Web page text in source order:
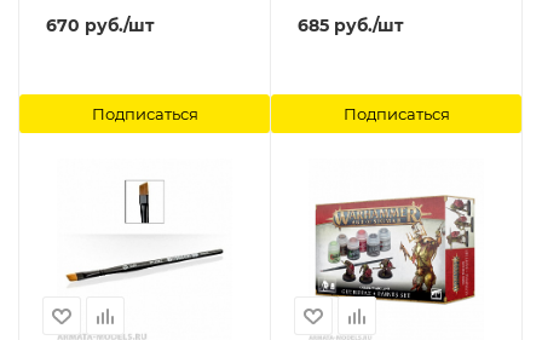
670 руб./шт
Подписаться
Citadel
685 руб./шт
Подписаться